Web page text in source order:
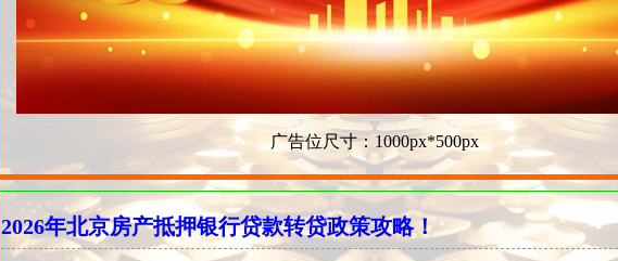
广告位尺寸：1000px*500px
2026年北京房产抵押银行贷款转贷政策攻略！